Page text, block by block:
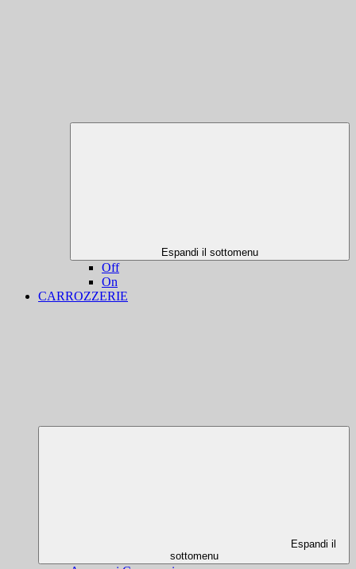
Espandi il sottomenu
Off
On
CARROZZERIE
Espandi il
sottomenu